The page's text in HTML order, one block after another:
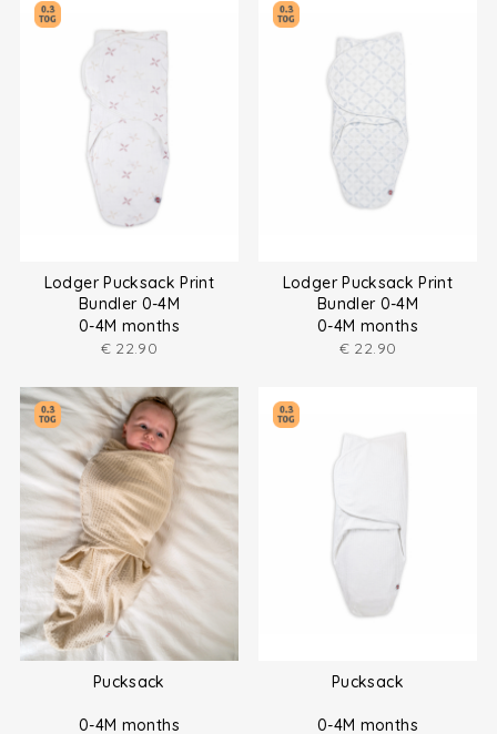
Lodger Pucksack Print
Bundler 0-4M
0-4M months
€ 22.90
Lodger Pucksack Print
Bundler 0-4M
0-4M months
€ 22.90
Pucksack
0-4M months
Pucksack
0-4M months